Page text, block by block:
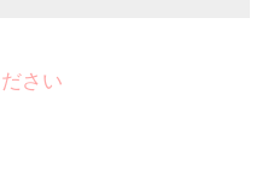
さい